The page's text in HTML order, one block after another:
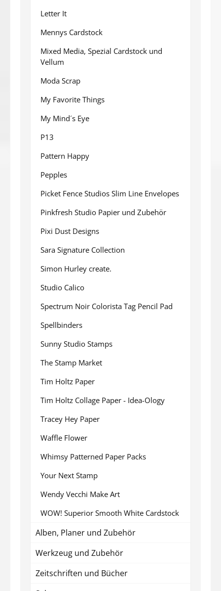
Letter It
Mennys Cardstock
Mixed Media, Spezial Cardstock und
Vellum
Moda Scrap
My Favorite Things
My Mind´s Eye
P13
Pattern Happy
Pepples
Picket Fence Studios Slim Line Envelopes
Pinkfresh Studio Papier und Zubehör
Pixi Dust Designs
Sara Signature Collection
Simon Hurley create.
Studio Calico
Spectrum Noir Colorista Tag Pencil Pad
Spellbinders
Sunny Studio Stamps
The Stamp Market
Tim Holtz Paper
Tim Holtz Collage Paper - Idea-Ology
Tracey Hey Paper
Waffle Flower
Whimsy Patterned Paper Packs
Your Next Stamp
Wendy Vecchi Make Art
WOW! Superior Smooth White Cardstock
Alben, Planer und Zubehör
Werkzeug und Zubehör
Zeitschriften und Bücher